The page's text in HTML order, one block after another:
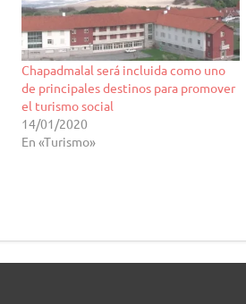
Chapadmalal será incluida como uno
de principales destinos para promover
el turismo social
14/01/2020
En «Turismo»